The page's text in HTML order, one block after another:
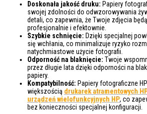
Doskonała jakość druku: Papiery
swojej zdolności do odwzorowywania
detali, co zapewnia, że Twoje zdjęcia
profesjonalnie i efektownie.
Szybkie schnięcie: Dzięki specjalnej
się wchłania, co minimalizuje ryzyko
natychmiastowe użycie fotografii.
Odporność na blaknięcie: Twoje
przez długie lata dzięki odporności na
papiery.
Kompatybilność: Papiery fotograficzne
większością drukarek atramentowych
urządzeń wielofunkcyjnych HP, co
bez konieczności specjalnej konfiguracji.